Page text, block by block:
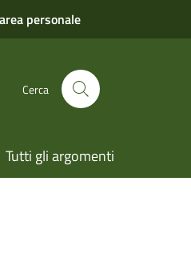
personale
Cerca
Tutti gli argomenti